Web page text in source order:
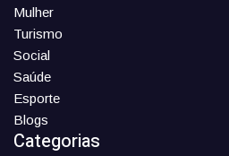
Mulher
Turismo
Social
Saúde
Esporte
Blogs
Categorias